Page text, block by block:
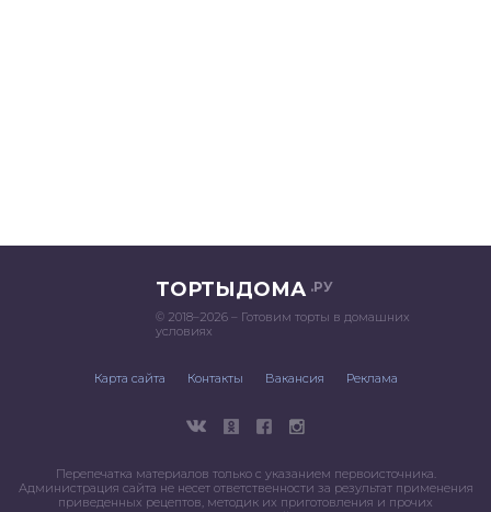
ТОРТЫДОМА .РУ
© 2018–2026 – Готовим торты в домашних
условиях
Карта сайта Контакты Вакансия Реклама
Перепечатка материалов только с указанием первоисточника.
Администрация сайта не несет ответственности за результат применения
приведенных рецептов, методик их приготовления и прочих